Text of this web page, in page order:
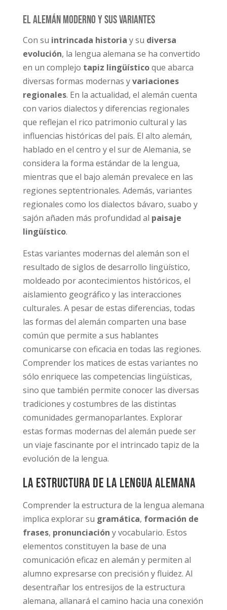
El alemán moderno y sus variantes
Con su intrincada historia y su diversa
evolución, la lengua alemana se ha convertido
en un complejo tapiz lingüísticoque abarca
diversas formas modernas yvariaciones
regionales. En la actualidad, el alemán cuenta
con varios dialectos y diferencias regionales
que reflejan el rico patrimonio cultural y las
influencias históricas del país. El alto alemán,
hablado en el centro y el sur de Alemania, se
considera la forma estándar de la lengua,
mientras que el bajo alemán prevalece en las
regiones septentrionales. Además, variantes
regionales como los dialectos bávaro, suabo y
sajón añaden más profundidad al paisaje
lingüístico.
Estas variantes modernas del alemán son el
resultado de siglos de desarrollo lingüístico,
moldeado por acontecimientos históricos, el
aislamiento geográfico y las interacciones
culturales. A pesar de estas diferencias, todas
las formas del alemán comparten una base
común que permite a sus hablantes
comunicarse con eficacia en todas las regiones.
Comprender los matices de estas variantes no
sólo enriquece las competencias lingüísticas,
sino que también permite conocer las diversas
tradiciones y costumbres de las distintas
comunidades germanoparlantes. Explorar
estas formas modernas del alemán puede ser
un viaje fascinante por el intrincado tapiz de la
evolución de la lengua.
La estructura de la lengua alemana
Comprender la estructura de la lengua alemana
implica explorar su gramática, formación de
frases, pronunciación y vocabulario. Estos
elementos constituyen la base de una
comunicación eficaz en alemán y permiten al
alumno expresarse con precisión y fluidez. Al
desentrañar los entresijos de la estructura
alemana, allanará el camino hacia una conexión